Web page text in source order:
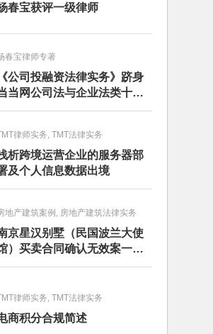
春宝获评一级律师
春宝律师专著
《公司投融资法律实务》跻身
当网公司法与企业法类十大
销图书榜
律师实务, TMT法律实务
析跨境运营企业的服务器部
及个人信息数据出境
地产建筑案例, 房地产建筑法律实务
京星汉别墅（民国波兰大使
）买卖合同确认无效案一审
决书
律师实务, TMT法律实务
商积分合规简述